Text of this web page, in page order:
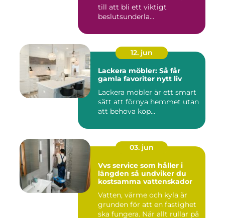
till att bli ett viktigt
beslutsunderla...
12. jun
Lackera möbler: Så får
gamla favoriter nytt liv
Lackera möbler är ett smart
sätt att förnya hemmet utan
att behöva köp...
03. jun
Vvs service som håller i
längden så undviker du
kostsamma vattenskador
Vatten, värme och kyla är
grunden för att en fastighet
ska fungera. När allt rullar på